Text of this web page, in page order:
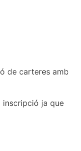
de carteres amb
inscripció ja que